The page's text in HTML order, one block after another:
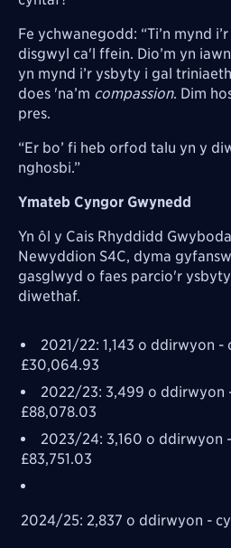
Fe ychwanegodd: “Ti’n mynd
disgwyl ca'l ffein. Dio’m yn
yn mynd i’r ysbyty i gal
does 'na’m compassion. Dim
pres.
“Er bo’ fi heb orfod talu yn y
nghosbi.”
Ymateb Cyngor Gwynedd
Yn ôl y Cais Rhyddidd
Newyddion S4C, dyma
gasglwyd o faes parcio'r
diwethaf.
2021/22: 1,143 o ddirwyon -
£30,064.93
2022/23: 3,499 o ddirwyon
£88,078.03
2023/24: 3,160 o ddirwyon
£83,751.03
2024/25: 2,837 o ddirwyon -